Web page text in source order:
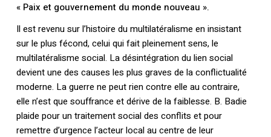
« Paix et gouvernement du monde nouveau ».
Il est revenu sur l’histoire du multilatéralisme en insistant
sur le plus fécond, celui qui fait pleinement sens, le
multilatéralisme social. La désintégration du lien social
devient une des causes les plus graves de la conflictualité
moderne. La guerre ne peut rien contre elle au contraire,
elle n’est que souffrance et dérive de la faiblesse. B. Badie
plaide pour un traitement social des conflits et pour
remettre d’urgence l’acteur local au centre de leur